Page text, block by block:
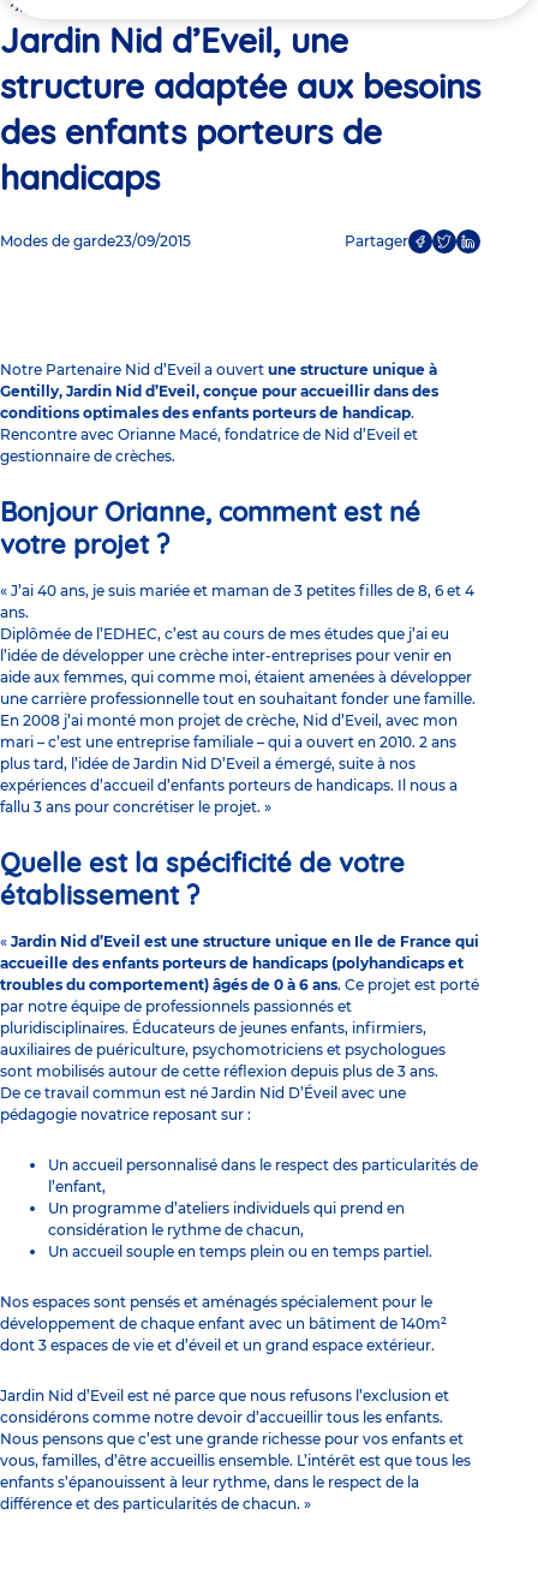
ici
porteurs de handicaps
Jardin Nid d’Eveil, une
structure adaptée aux besoins
des enfants porteurs de
handicaps
Modes de garde23/09/2015 Partager
Notre Partenaire Nid d’Eveil a ouvert une structure unique à
Gentilly, Jardin Nid d’Eveil, conçue pour accueillir dans des
conditions optimales des enfants porteurs de handicap.
Rencontre avec Orianne Macé, fondatrice de Nid d’Eveil et
gestionnaire de crèches.
Bonjour Orianne, comment est né
votre projet ?
« J’ai 40 ans, je suis mariée et maman de 3 petites filles de 8, 6 et 4
ans.
Diplômée de l’EDHEC, c’est au cours de mes études que j’ai eu
l’idée de développer une crèche inter-entreprises pour venir en
aide aux femmes, qui comme moi, étaient amenées à développer
une carrière professionnelle tout en souhaitant fonder une famille.
En 2008 j’ai monté mon projet de crèche, Nid d’Eveil, avec mon
mari – c’est une entreprise familiale – qui a ouvert en 2010. 2 ans
plus tard, l’idée de Jardin Nid D’Eveil a émergé, suite à nos
expériences d’accueil d’enfants porteurs de handicaps. Il nous a
fallu 3 ans pour concrétiser le projet. »
Quelle est la spécificité de votre
établissement ?
« Jardin Nid d’Eveil est une structure unique en Ile de France qui
accueille des enfants porteurs de handicaps (polyhandicaps et
troubles du comportement) âgés de 0 à 6 ans. Ce projet est porté
par notre équipe de professionnels passionnés et
pluridisciplinaires. Éducateurs de jeunes enfants, infirmiers,
auxiliaires de puériculture, psychomotriciens et psychologues
sont mobilisés autour de cette réflexion depuis plus de 3 ans.
De ce travail commun est né Jardin Nid D’Éveil avec une
pédagogie novatrice reposant sur :
Un accueil personnalisé dans le respect des particularités de
l’enfant,
Un programme d’ateliers individuels qui prend en
considération le rythme de chacun,
Un accueil souple en temps plein ou en temps partiel.
Nos espaces sont pensés et aménagés spécialement pour le
développement de chaque enfant avec un bâtiment de 140m²
dont 3 espaces de vie et d’éveil et un grand espace extérieur.
Jardin Nid d’Eveil est né parce que nous refusons l’exclusion et
considérons comme notre devoir d’accueillir tous les enfants.
Nous pensons que c’est une grande richesse pour vos enfants et
vous, familles, d’être accueillis ensemble. L’intérêt est que tous les
enfants s’épanouissent à leur rythme, dans le respect de la
différence et des particularités de chacun. »